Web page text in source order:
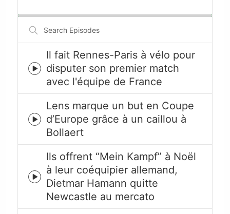
Search
Episodes
Episode
play
icon
Il fait Rennes-Paris à vélo pour
disputer son premier match
avec l'équipe de France
Episode
play
icon
Lens marque un but en Coupe
d’Europe grâce à un caillou à
Bollaert
Episode
play
icon
Ils offrent “Mein Kampf” à Noël
à leur coéquipier allemand,
Dietmar Hamann quitte
Newcastle au mercato